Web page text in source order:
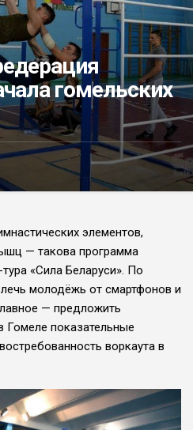
гомельских
элемен­тов,
— такова про­грамма
«Сила Бела­руси». По
молодёжь от смартфонов и
— пред­ложить
Гомеле показатель­ные
воркау­та в